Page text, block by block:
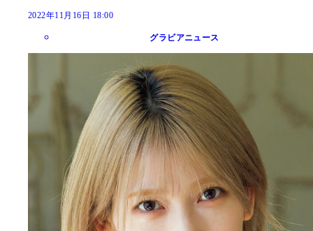
2022年11月16日 18:00
グラビアニュース